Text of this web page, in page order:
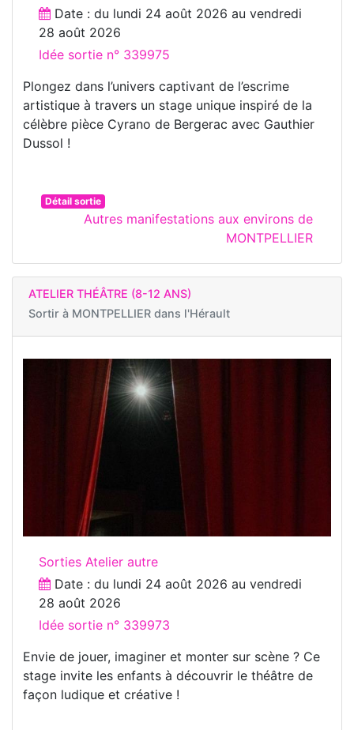
Date : du lundi 24 août 2026 au vendredi
28 août 2026
Idée sortie n° 339975
Plongez dans l’univers captivant de l’escrime
artistique à travers un stage unique inspiré de la
célèbre pièce Cyrano de Bergerac avec Gauthier
Dussol !
Détail sortie
Autres manifestations aux environs de
MONTPELLIER
ATELIER THÉÂTRE (8-12 ANS)
Sortir à MONTPELLIER dans l'Hérault
Sorties Atelier autre
Date : du lundi 24 août 2026 au vendredi
28 août 2026
Idée sortie n° 339973
Envie de jouer, imaginer et monter sur scène ? Ce
stage invite les enfants à découvrir le théâtre de
façon ludique et créative !